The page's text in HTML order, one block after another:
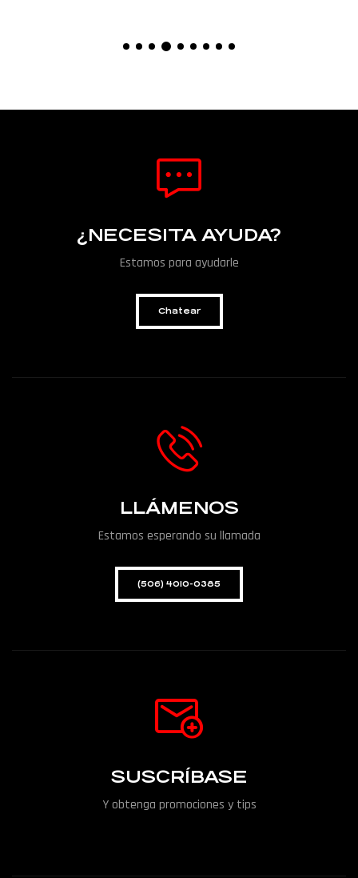
¿NECESITA AYUDA?
Estamos para ayudarle
Chatear
LLÁMENOS
Estamos esperando su llamada
(506) 4010-0385
SUSCRÍBASE
Y obtenga promociones y tips